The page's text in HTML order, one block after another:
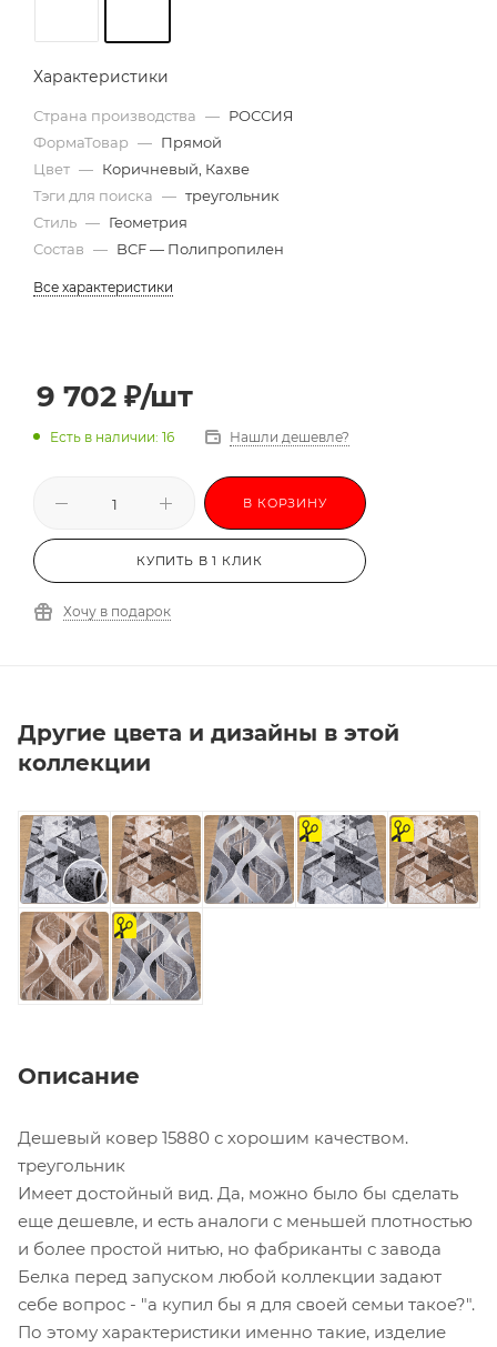
Характеристики
Страна производства — РОССИЯ
ФормаТовар — Прямой
Цвет — Коричневый, Кахве
Тэги для поиска — треугольник
Стиль — Геометрия
Состав — BCF — Полипропилен
Все характеристики
9 702 ₽/шт
Есть в наличии: 16 Нашли дешевле?
В КОРЗИНУ
КУПИТЬ В 1 КЛИК
Хочу в подарок
Другие цвета и дизайны в этой
коллекции
на
отрез
на
отрез
на
отрез
Описание
Дешевый ковер 15880 с хорошим качеством.
треугольник
Имеет достойный вид. Да, можно было бы сделать
еще дешевле, и есть аналоги с меньшей плотностью
и более простой нитью, но фабриканты с завода
Белка перед запуском любой коллекции задают
себе вопрос - "а купил бы я для своей семьи такое?".
По этому характеристики именно такие, изделие